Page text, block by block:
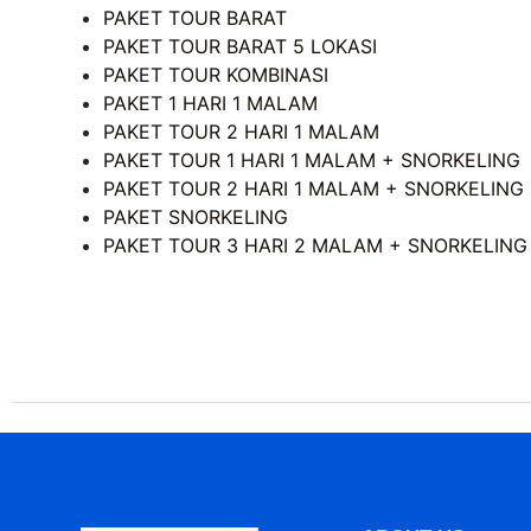
PAKET TOUR BARAT
PAKET TOUR BARAT 5 LOKASI
PAKET TOUR KOMBINASI
PAKET 1 HARI 1 MALAM
PAKET TOUR 2 HARI 1 MALAM
PAKET TOUR 1 HARI 1 MALAM + SNORKELING
PAKET TOUR 2 HARI 1 MALAM + SNORKELING
PAKET SNORKELING
PAKET TOUR 3 HARI 2 MALAM +